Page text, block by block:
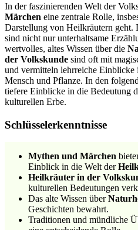
In der faszinierenden Welt der
Märchen eine zentrale Rolle,
Darstellung von Heilkräutern geht.
sind nicht nur unterhaltsame
wertvolles, altes Wissen über die
der Volkskunde sind oft mit
und vermitteln lehrreiche Einblicke
Mensch und Pflanze. In den
tiefere Einblicke in die Bedeutung
kulturellen Erbe.
Schlüsselerkenntnisse
Mythen und Märchen
Einblick in die Welt der
Heilkräuter in der
kulturellen Bedeutungen
Das alte Wissen über
Geschichten bewahrt.
Traditionen und mündliche